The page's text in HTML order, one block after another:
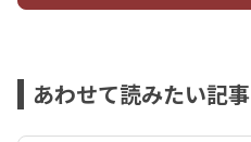
あわせて読みたい記事